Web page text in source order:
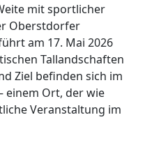
mit sportlicher
Oberstdorfer
am 17. Mai 2026
Tallandschaften
Ziel befinden sich im
einem Ort, der wie
Veranstaltung im